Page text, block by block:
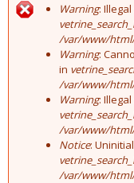
Error
Warning:
/var/www/
Warning:
in
/var/www/
Warning:
/var/www/
Notice:
/var/www/